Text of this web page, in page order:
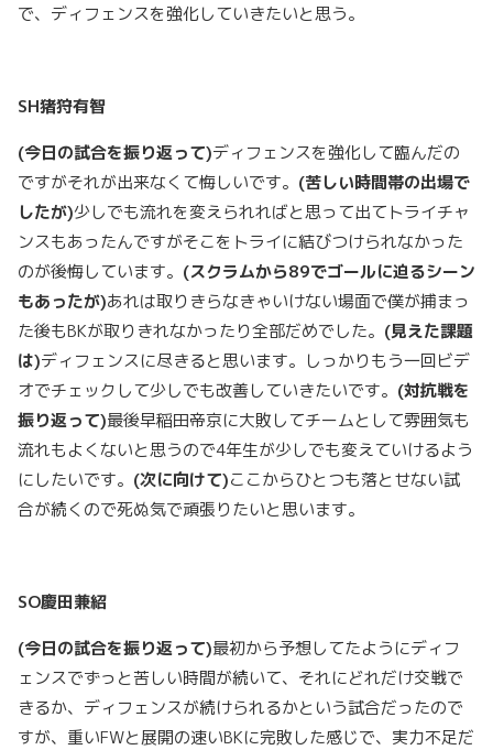
で、ディフェンスを強化していきたいと思う。
SH猪狩有智
(今日の試合を振り返って)ディフェンスを強化して臨んだの
ですがそれが出来なくて悔しいです。 (苦しい時間帯の出場で
したが)少しでも流れを変えられればと思って出てトライチャ
ンスもあったんですがそこをトライに結びつけられなかった
のが後悔しています。 (スクラムから89でゴールに迫るシーン
もあったが)あれは取りきらなきゃいけない場面で僕が捕まっ
た後もBKが取りきれなかったり全部だめでした。 (見えた課題
は)ディフェンスに尽きると思います。しっかりもう一回ビデ
オでチェックして少しでも改善していきたいです。 (対抗戦を
振り返って)最後早稲田帝京に大敗してチームとして雰囲気も
流れもよくないと思うので4年生が少しでも変えていけるよう
にしたいです。 (次に向けて)ここからひとつも落とせない試
合が続くので死ぬ気で頑張りたいと思います。
SO慶田兼紹
(今日の試合を振り返って)最初から予想してたようにディフ
ェンスでずっと苦しい時間が続いて、それにどれだけ交戦で
きるか、ディフェンスが続けられるかという試合だったので
すが、重いFWと展開の速いBKに完敗した感じで、実力不足だ